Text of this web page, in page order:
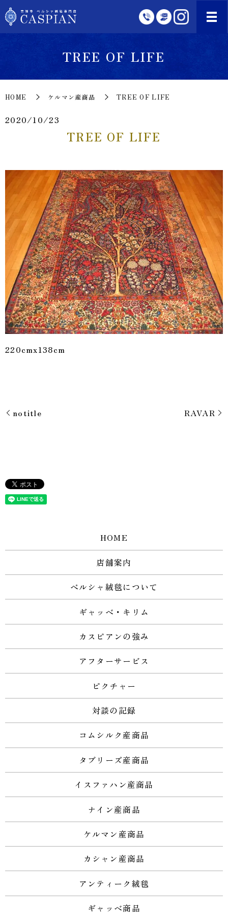
TREE OF LIFE
HOME ケルマン産商品 TREE OF LIFE
2020/10/23
TREE OF LIFE
220cmx138cm
notitle RAVAR
HOME
店舗案内
ペルシャ絨毯について
ギャッベ・キリム
カスピアンの強み
アフターサービス
ピクチャー
対談の記録
コムシルク産商品
タブリーズ産商品
イスファハン産商品
ナイン産商品
ケルマン産商品
カシャン産商品
アンティーク絨毯
ギャッベ商品